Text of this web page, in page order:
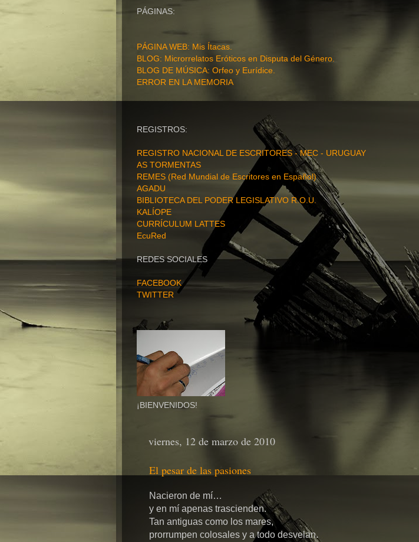
PÁGINAS:
PÁGINA WEB: Mis Ítacas.
BLOG: Microrrelatos Eróticos en Disputa del Género.
BLOG DE MÚSICA: Orfeo y Eurídice.
ERROR EN LA MEMORIA
REGISTROS:
REGISTRO NACIONAL DE ESCRITORES - MEC - URUGUAY
AS TORMENTAS
REMES (Red Mundial de Escritores en Español)
AGADU
BIBLIOTECA DEL PODER LEGISLATIVO R.O.U.
KALÍOPE
CURRÍCULUM LATTES
EcuRed
REDES SOCIALES
FACEBOOK
TWITTER
¡BIENVENIDOS!
viernes, 12 de marzo de 2010
El pesar de las pasiones
Nacieron de mí…
y en mí apenas trascienden.
Tan antiguas como los mares,
prorrumpen colosales y a todo desvelan.